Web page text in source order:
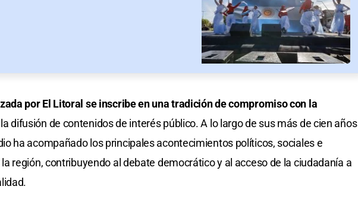
por El Litoral se inscribe en una tradición de compromiso con la
difusión de contenidos de interés público. A lo largo de sus más de cien años
ha acompañado los principales acontecimientos políticos, sociales e
región, contribuyendo al debate democrático y al acceso de la ciudadanía a